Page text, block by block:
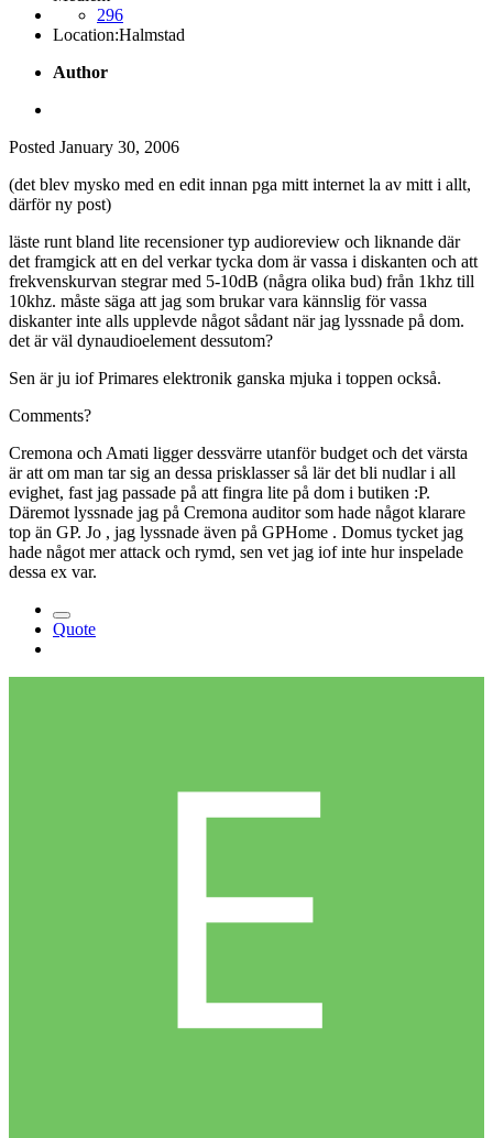
296
Location:Halmstad
Author
Posted January 30, 2006
(det blev mysko med en edit innan pga mitt internet la av mitt i allt,
därför ny post)
läste runt bland lite recensioner typ audioreview och liknande där
det framgick att en del verkar tycka dom är vassa i diskanten och att
frekvenskurvan stegrar med 5-10dB (några olika bud) från 1khz till
10khz. måste säga att jag som brukar vara kännslig för vassa
diskanter inte alls upplevde något sådant när jag lyssnade på dom.
det är väl dynaudioelement dessutom?
Sen är ju iof Primares elektronik ganska mjuka i toppen också.
Comments?
Cremona och Amati ligger dessvärre utanför budget och det värsta
är att om man tar sig an dessa prisklasser så lär det bli nudlar i all
evighet, fast jag passade på att fingra lite på dom i butiken :P.
Däremot lyssnade jag på Cremona auditor som hade något klarare
top än GP. Jo , jag lyssnade även på GPHome . Domus tycket jag
hade något mer attack och rymd, sen vet jag iof inte hur inspelade
dessa ex var.
Quote